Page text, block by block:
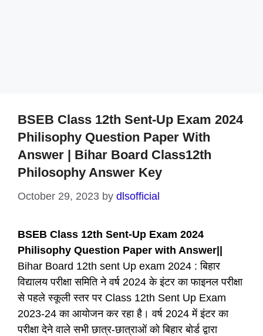
BSEB Class 12th Sent-Up Exam 2024
Philisophy Question Paper With
Answer | Bihar Board Class12th
Philosophy Answer Key
October 29, 2023 by dlsofficial
BSEB Class 12th Sent-Up Exam 2024
Philisophy Question Paper with Answer||
Bihar Board 12th sent Up exam 2024 : बिहार
विद्यालय परीक्षा समिति ने वर्ष 2024 के इंटर का फाइनल परीक्षा
से पहले स्कूली स्तर पर Class 12th Sent Up Exam
2023-24 का आयोजन कर रहा है। वर्ष 2024 में इंटर का
परीक्षा देने वाले सभी छात्र-छात्राओं को बिहार बोर्ड द्वारा